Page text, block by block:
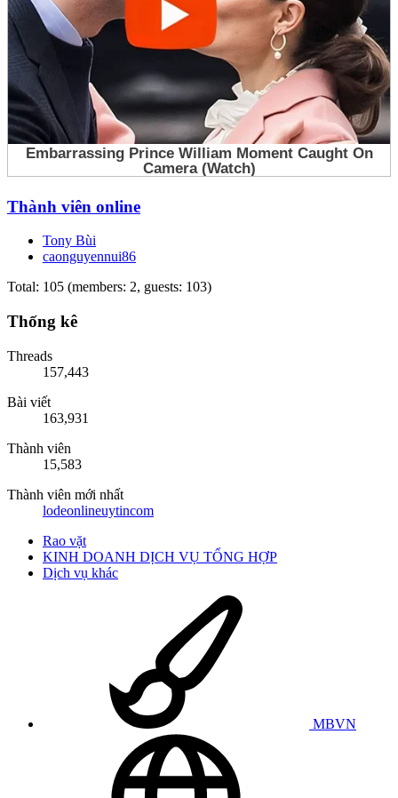
Thành viên online
Tony Bùi
caonguyennui86
Total: 105 (members: 2, guests: 103)
Thống kê
Threads
157,443
Bài viết
163,931
Thành viên
15,583
Thành viên mới nhất
lodeonlineuytincom
Rao vặt
KINH DOANH DỊCH VỤ TỔNG HỢP
Dịch vụ khác
MBVN